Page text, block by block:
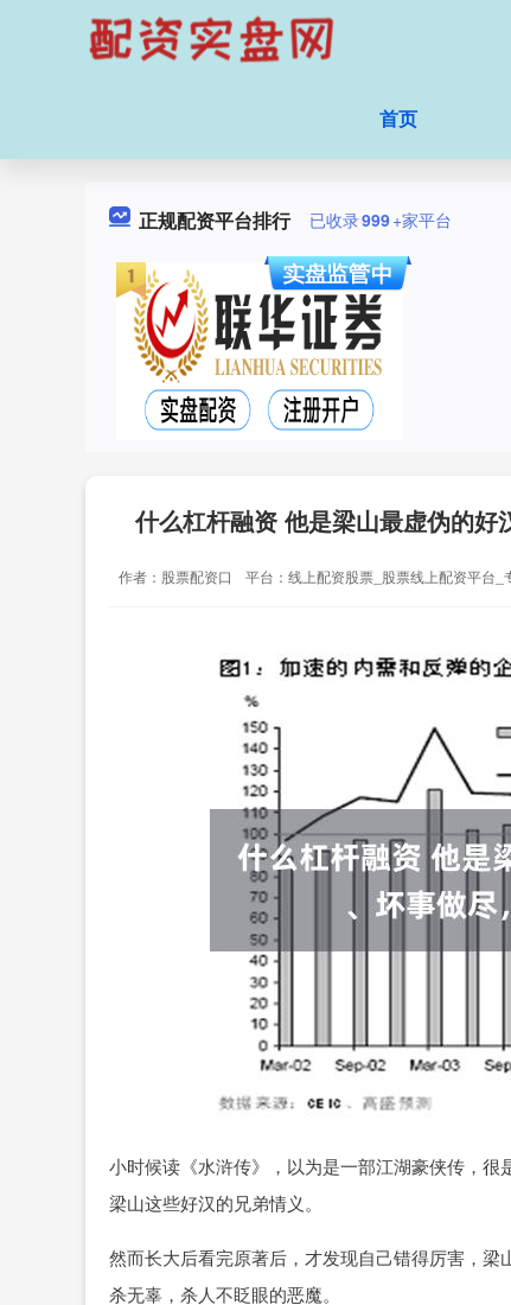
首页
正规配资平台排行 已收录999+家平台
什么杠杆融资 他是梁山最虚伪的好
作者：股票配资口 平台：线上配资股票_股票线上配资平台_
小时候读《水浒传》，以为是一部江湖豪侠传，
梁山这些好汉的兄弟情义。
然而长大后看完原著后，才发现自己错得厉害，
杀无辜，杀人不眨眼的恶魔。